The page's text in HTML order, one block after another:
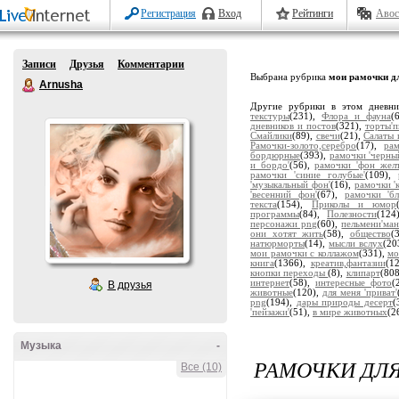
Регистрация Вход Рейтинги
Записи Друзья
Комментарии
Arnusha
В друзья
-
Музыка
Все (10)
Выбрана рубрика мои рамочки
Другие рубрики в этом
текстуры(231), Флора и фауна
дневников и постов(321),
Смайлики(89), свечи(21),Салаты
Рамочки-золото,серебро(17),
бордюрные(393), рамочки
и бордо'(56),рамочки 'фон
рамочки 'синие голубые'(109),
'музыкальный фон'(16), рамочки
'весенний фон'(67), рамочки
текста(154), Приколы и юмор
программы(84),Полезности
персонажи png(60),
они хотят жить(58), общество
натюрморты(14),мысли вслух
мои рамочки с коллажом(331),
книга(1366), креатив,фантазии
кнопки переходы(8), клипарт
интернет(58), интересные фото
животные(120), для меня 'приват'
png(194), дары природы десерт
'пейзажи'(51), в мире животных
РАМОЧКИ